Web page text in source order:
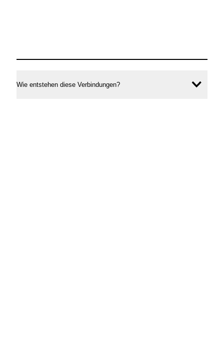
Wie entstehen diese Verbindungen?